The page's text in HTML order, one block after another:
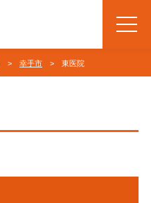
> 幸手市 > 東医院